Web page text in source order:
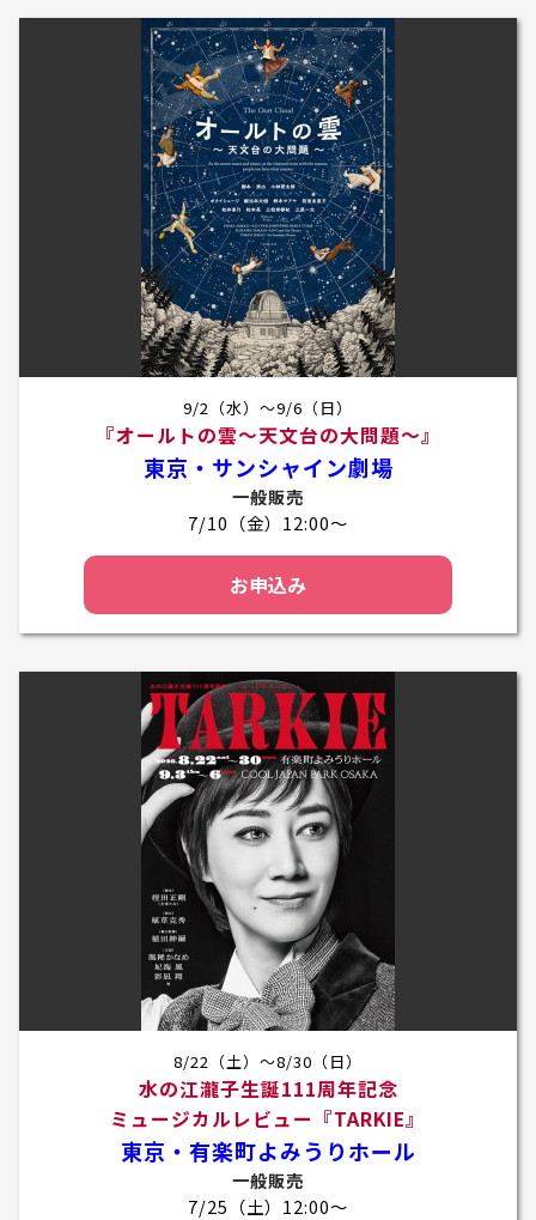
9/2（水）～9/6（日）
『オールトの雲～天文台の大問題～』
東京・サンシャイン劇場
一般販売
7/10（金）12:00～
お申込み
8/22（土）～8/30（日）
水の江瀧子生誕111周年記念
ミュージカルレビュー『TARKIE』
東京・有楽町よみうりホール
一般販売
7/25（土）12:00～